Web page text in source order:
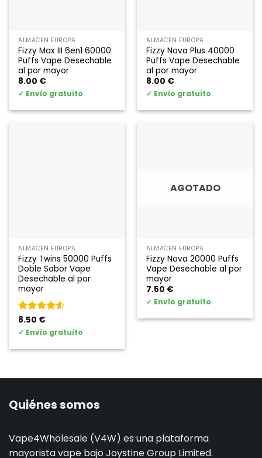
ALMACÉN EUROPA
Fizzy Max III 6en1 60000
Puffs Vape Desechable
al por mayor
8.00 €
✓ Envío gratuito
ALMACÉN EUROPA
Fizzy Nova Plus 40000
Puffs Vape Desechable
al por mayor
8.00 €
✓ Envío gratuito
ALMACÉN EUROPA
Fizzy Twins 50000 Puffs
Doble Sabor Vape
Desechable al por
mayor
Rated4.5
de 5
8.50 €
✓ Envío gratuito
AGOTADO
ALMACÉN EUROPA
Fizzy Nova 20000 Puffs
Vape Desechable al por
mayor
7.50 €
✓ Envío gratuito
Quiénes somos
Vape4Wholesale (V4W) es una plataforma
mayorista vape bajo Joystine Group Limited.